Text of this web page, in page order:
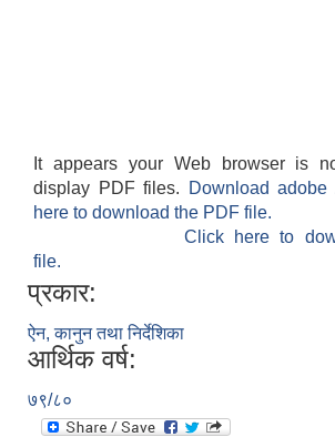
It appears your Web browser is
display PDF files.
Download
here to download the PDF file.
Click here to
file.
प्रकार:
ऐन, कानुन तथा निर्देशिका
आर्थिक वर्ष:
७९/८०